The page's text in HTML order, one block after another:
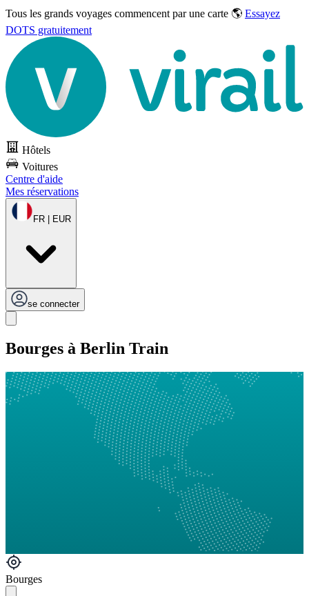
Tous les grands voyages commencent par une carte 🌎 Essayez
DOTS gratuitement
Hôtels
Voitures
Centre d'aide
Mes réservations
FR | EUR
se connecter
Bourges à Berlin Train
Bourges